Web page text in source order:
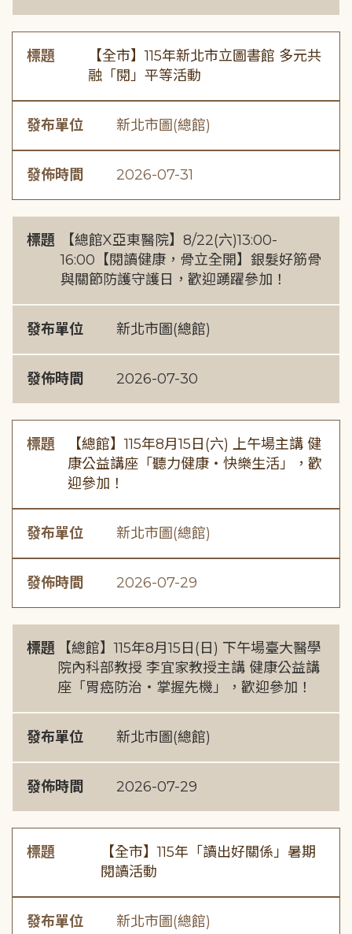
標題
【全市】115年新北市立圖書館 多元共
融「閱」平等活動
發布單位 新北市圖(總館)
發佈時間 2026-07-31
標題
【總館X亞東醫院】8/22(六)13:00-
16:00【閱讀健康，骨立全開】銀髮好筋骨
與關節防護守護日，歡迎踴躍參加！
發布單位 新北市圖(總館)
發佈時間 2026-07-30
標題
【總館】115年8月15日(六) 上午場主講 健
康公益講座「聽力健康・快樂生活」，歡
迎參加！
發布單位 新北市圖(總館)
發佈時間 2026-07-29
標題
【總館】115年8月15日(日) 下午場臺大醫學
院內科部教授 李宜家教授主講 健康公益講
座「胃癌防治・掌握先機」，歡迎參加！
發布單位 新北市圖(總館)
發佈時間 2026-07-29
標題
【全市】115年「讀出好關係」暑期
閱讀活動
發布單位 新北市圖(總館)